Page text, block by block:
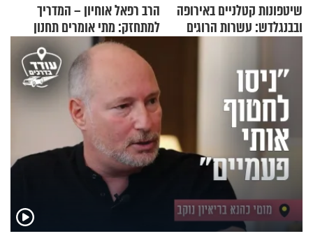
שיטפונות קטלניים באירופה
ובבנגלדש: עשרות הרוגים
הרב רפאל אוחיון – המדריך
למתחזק: מתי אומרים תחנון
ואיך עולים לתורה?